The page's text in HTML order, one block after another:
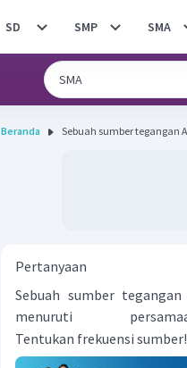
SD SMP SMA
Beranda Sebuah sumber tegangan
Pertanyaan
Sebuah sumber
menuruti
Tentukan frekuensi sumber!